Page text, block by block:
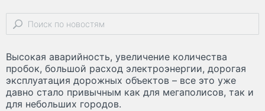
Высокая аварийность, увеличение количества
пробок, большой расход электроэнергии, дорогая
эксплуатация дорожных объектов – все это уже
давно стало привычным как для мегаполисов, так и
для небольших городов.